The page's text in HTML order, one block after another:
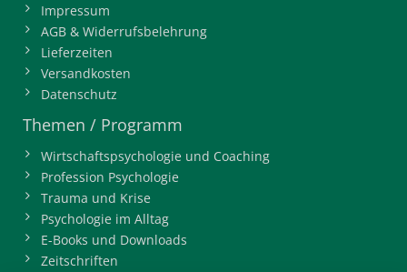
Impressum
AGB & Widerrufsbelehrung
Lieferzeiten
Versandkosten
Datenschutz
Themen / Programm
Wirtschaftspsychologie und Coaching
Profession Psychologie
Trauma und Krise
Psychologie im Alltag
E-Books und Downloads
Zeitschriften